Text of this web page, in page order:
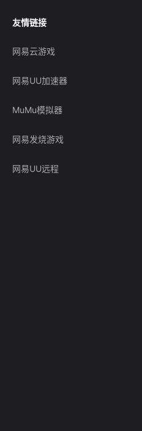
友情链接
网易云游戏
网易UU加速器
MuMu模拟器
网易发烧游戏
网易UU远程